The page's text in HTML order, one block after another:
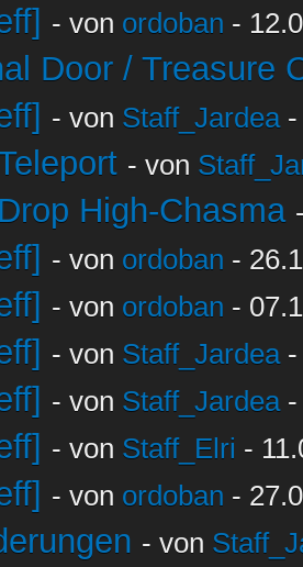
- von ordoban -
Door / Treasure
- von Staff_Jardea-
- von
High-Chasma
- von ordoban -
- von ordoban -
- von Staff_Jardea-
- von Staff_Jardea-
- von Staff_Elri -
- von ordoban -
- von